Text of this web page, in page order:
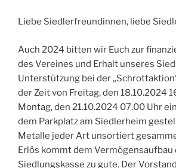
Liebe Siedlerfreundinnen, liebe
Auch 2024 bitten wir Euch zur
des Vereines und Erhalt unseres
Unterstützung bei der
der Zeit von Freitag, den 18.10.2024
Montag, den 21.10.2024 07.00 Uhr
dem Parkplatz am Siedlerheim
Metalle jeder Art unsortiert
Erlös kommt dem Vermögensaufbau
Siedlungskasse zu gute. Der